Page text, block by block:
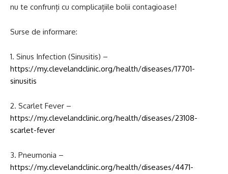
nu te confrunți cu complicațiile bolii contagioase!
Surse de informare:
1. Sinus Infection (Sinusitis) –
https://my.clevelandclinic.org/health/diseases/17701-
sinusitis
2. Scarlet Fever –
https://my.clevelandclinic.org/health/diseases/23108-
scarlet-fever
3. Pneumonia –
https://my.clevelandclinic.org/health/diseases/4471-